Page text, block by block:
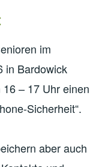
im
in Bardowick
– 17 Uhr einen
Sicherheit“.
aber auch